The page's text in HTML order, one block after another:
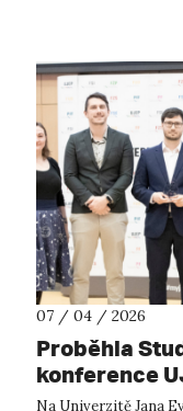
07 / 04 / 2026
Proběhla
konference
Na Univerzitě Jana